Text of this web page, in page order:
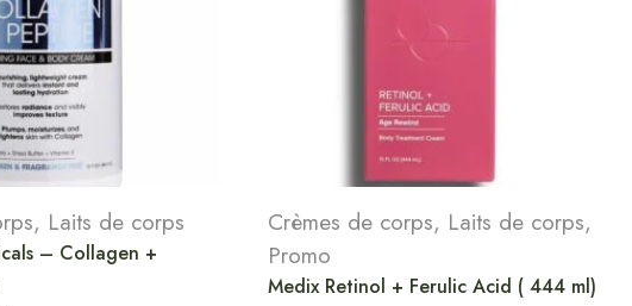
, Laits de corps
– Collagen +
Crèmes de corps, Laits de corps,
Promo
Medix Retinol + Ferulic Acid ( 444 ml)